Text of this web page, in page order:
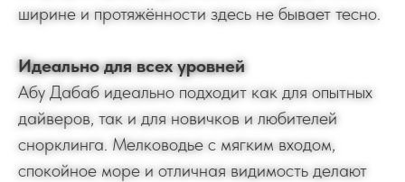
ширине и протяжённости здесь не бывает тесно.
Идеально для всех уровней
Абу Дабаб идеально подходит как для опытных
дайверов, так и для новичков и любителей
снорклинга. Мелководье с мягким входом,
спокойное море и отличная видимость делают